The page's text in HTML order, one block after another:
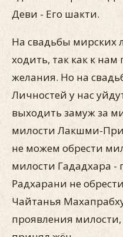
Деви - Его шакти.
На свадьбы
ходить, так как к
желания. Но на
Личностей у нас
выходить замуж за
милости Лакшми-
не можем обрести
милости Гададхара
Радхарани не
Чайтанья
проявления